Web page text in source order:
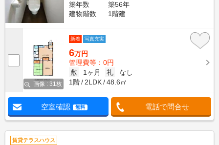
築年数
築56年
建物階数
1階建
画像 : 31枚
新着 写真充実
6万円
管理費等：0円
敷
1ヶ月 礼
なし
1階
2LDK 48.6㎡
空室確認 無料 電話で問合せ
賃貸テラスハウス